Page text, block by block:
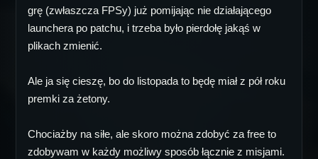
grę (zwłaszcza FPSy) już pomijając nie działającego
launchera po patchu, i trzeba było pierdołę jakąś w
plikach zmienić.
Ale ja się cieszę, bo do listopada to będę miał z pół roku
premki za żetony.
Chociażby na siłe, ale skoro można zdobyć za free to
zdobywam w każdy możliwy sposób łącznie z misjami.